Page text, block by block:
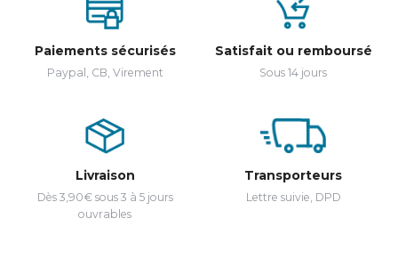
Paiements sécurisés
Paypal, CB, Virement
Satisfait ou remboursé
Sous 14 jours
Livraison
Dès 3,90€ sous 3 à 5 jours
ouvrables
Transporteurs
Lettre suivie, DPD